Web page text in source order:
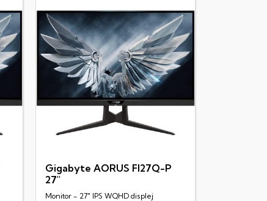
Gigabyte AORUS FI27Q-P
27"
Monitor - 27" IPS WQHD displej